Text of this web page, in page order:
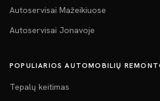
Autoservisai Mažeikiuose
Autoservisai Jonavoje
POPULIARIOS AUTOMOBILIŲ
Tepalų keitimas